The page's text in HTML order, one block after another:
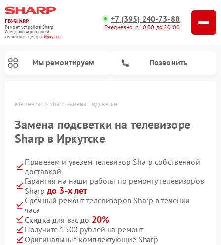
FIX-SHARP
Ремонт устройств Sharp
Специализированный
cервисный центр г.Иркутск
+7 (395) 240-73-88
Ежедневно, с 10:00 до 20:00
Мы ремонтируем Позвонить
Телевизор Sharp замена подсветки
Замена подсветки на телевизоре
Sharp в Иркутске
Привезем и увезем телевизор Sharp собственной
доставкой
Гарантия на наши работы по ремонту телевизоров
Sharp до 3-х лет
Срочный ремонт телевизоров Sharp в течении
часа
Скидка для вас до 20%
Получите 1500 рублей на ремонт
Оригинальные комплектующие Sharp